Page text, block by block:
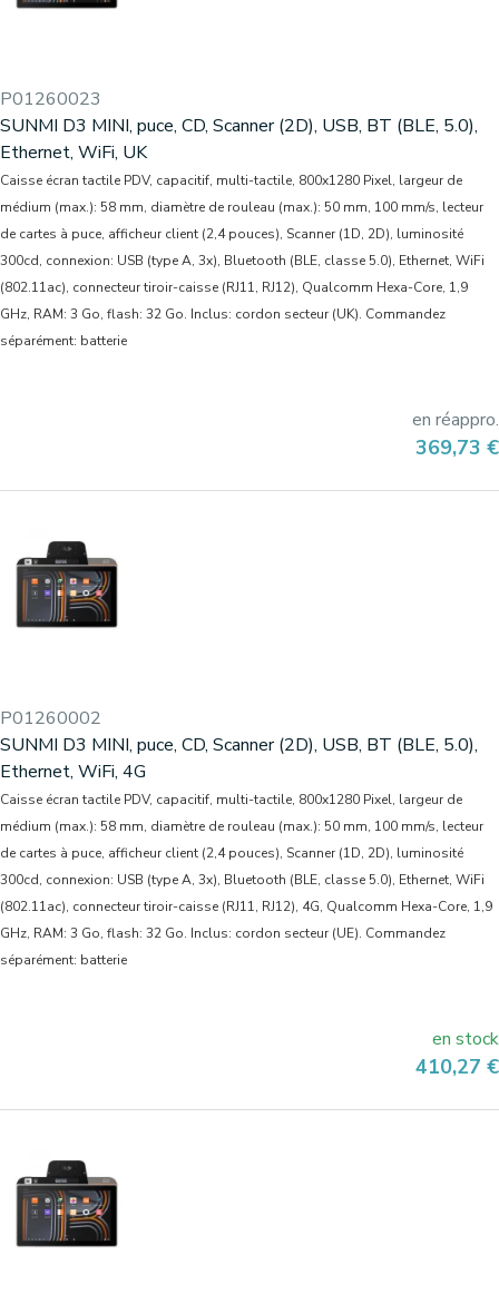
P01260023
SUNMI D3 MINI, puce, CD, Scanner (2D), USB, BT (BLE, 5.0),
Ethernet, WiFi, UK
Caisse écran tactile PDV, capacitif, multi-tactile, 800x1280 Pixel, largeur de
médium (max.): 58 mm, diamètre de rouleau (max.): 50 mm, 100 mm/s, lecteur
de cartes à puce, afficheur client (2,4 pouces), Scanner (1D, 2D), luminosité
300cd, connexion: USB (type A, 3x), Bluetooth (BLE, classe 5.0), Ethernet, WiFi
(802.11ac), connecteur tiroir-caisse (RJ11, RJ12), Qualcomm Hexa-Core, 1,9
GHz, RAM: 3 Go, flash: 32 Go. Inclus: cordon secteur (UK). Commandez
séparément: batterie
en réappro.
Prix
369,73 €
P01260002
SUNMI D3 MINI, puce, CD, Scanner (2D), USB, BT (BLE, 5.0),
Ethernet, WiFi, 4G
Caisse écran tactile PDV, capacitif, multi-tactile, 800x1280 Pixel, largeur de
médium (max.): 58 mm, diamètre de rouleau (max.): 50 mm, 100 mm/s, lecteur
de cartes à puce, afficheur client (2,4 pouces), Scanner (1D, 2D), luminosité
300cd, connexion: USB (type A, 3x), Bluetooth (BLE, classe 5.0), Ethernet, WiFi
(802.11ac), connecteur tiroir-caisse (RJ11, RJ12), 4G, Qualcomm Hexa-Core, 1,9
GHz, RAM: 3 Go, flash: 32 Go. Inclus: cordon secteur (UE). Commandez
séparément: batterie
en stock
Prix
410,27 €